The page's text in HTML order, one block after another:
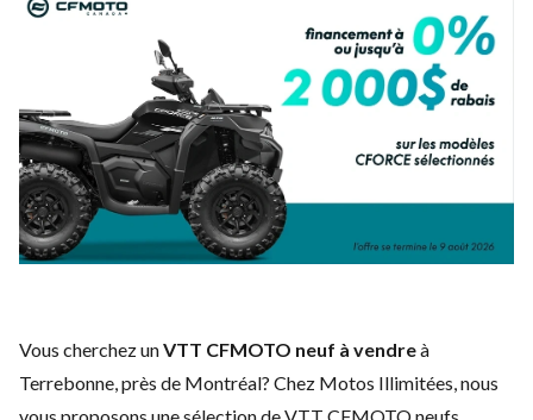
Vous cherchez unVTT CFMOTO neuf à vendreà
Terrebonne, près de Montréal? Chez Motos Illimitées, nous